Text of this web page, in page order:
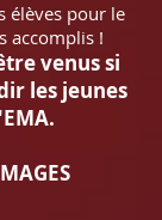
élèves pour le
accomplis !
venus si
les jeunes